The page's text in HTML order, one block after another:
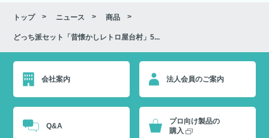
トップ ニュース 商品
どっち派セット「昔懐かしレトロ屋台村」5...
会社案内 法人会員のご案内
Q&A
プロ向け製品の
購入